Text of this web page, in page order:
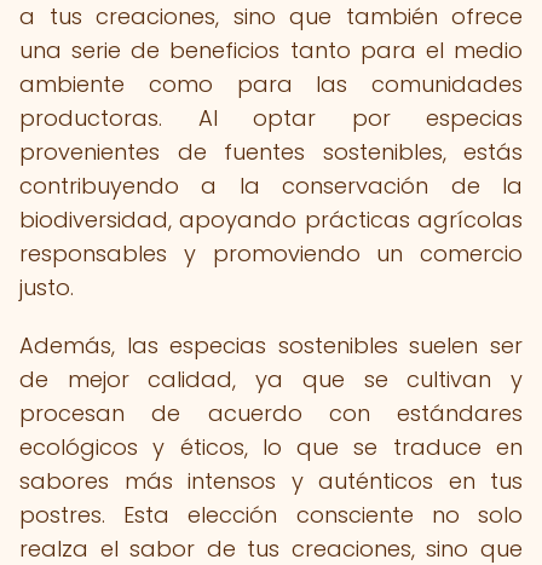
a tus creaciones, sino que también ofrece
una serie de beneficios tanto para el medio
ambiente como para las comunidades
productoras. Al optar por especias
provenientes de fuentes sostenibles, estás
contribuyendo a la conservación de la
biodiversidad, apoyando prácticas agrícolas
responsables y promoviendo un comercio
justo.
Además, las especias sostenibles suelen ser
de mejor calidad, ya que se cultivan y
procesan de acuerdo con estándares
ecológicos y éticos, lo que se traduce en
sabores más intensos y auténticos en tus
postres. Esta elección consciente no solo
realza el sabor de tus creaciones, sino que